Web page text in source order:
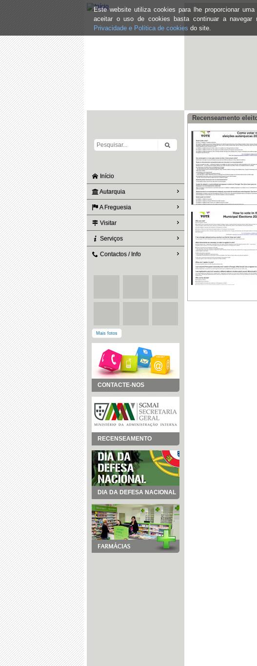
Este website utiliza cookies para lhe proporcionar
aceitar o uso de cookies basta continuar a navegar
Privacidade e Política de cookies do site.
Início
Autarquia
A Freguesia
Visitar
Serviços
Contactos / Info
Mais fotos
CONTACTE-NOS
RECENSEAMENTO
DIA DA DEFESA NACIONAL
Recenseamento